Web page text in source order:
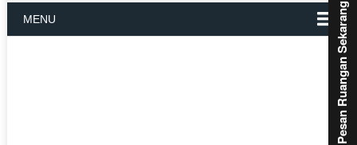
MENU Pesan Ruangan Sekarang